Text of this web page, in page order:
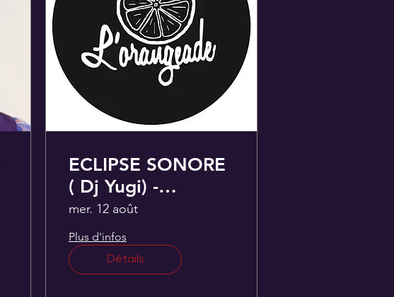
ECLIPSE SONORE
( Dj Yugi) -
Collectif de
l'orangeade
mer. 12 août
Plus d'infos
Détails